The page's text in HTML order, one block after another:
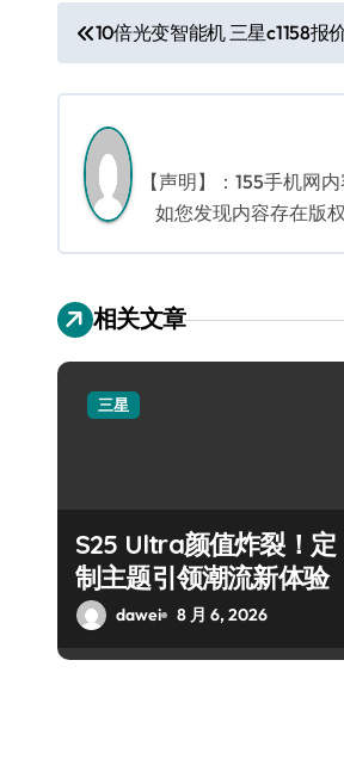
文
章
导
航
10倍光变智能机 三星c1158报
【声明】：155手机网
如您发现内容存在版
相关文章
三星
S25 Ultra颜值炸裂！定
制主题引领潮流新体验
dawei 8 月 6, 2026